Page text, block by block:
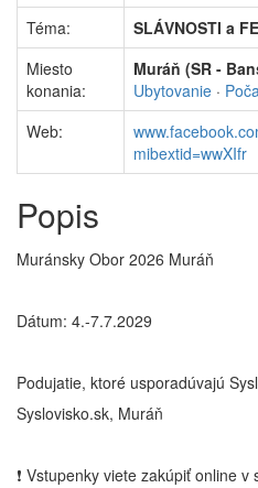
Téma:
SLÁVNOSTI a
Miesto
konania:
Muráň (SR -
Ubytovanie ·
Web:
mibextid=wwXIfr
Popis
Muránsky Obor 2026 Muráň
Dátum: 4.-7.7.2029
Podujatie, ktoré usporadúvajú
Syslovisko.sk, Muráň
❗️ Vstupenky viete zakúpiť online